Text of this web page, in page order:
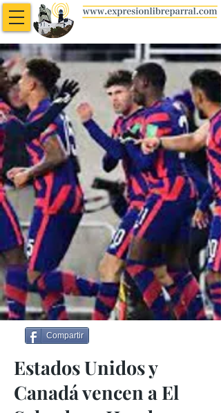
Compartir
Estados Unidos y
Canadá vencen a El